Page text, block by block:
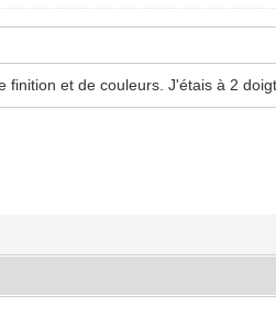
finition et de couleurs. J'étais à 2